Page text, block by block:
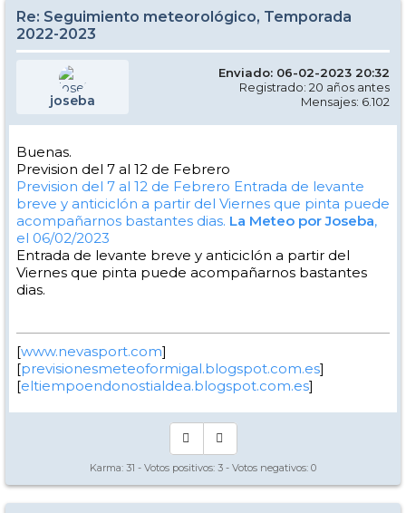
Re: Seguimiento meteorológico, Temporada
2022-2023
joseba
Enviado: 06-02-2023 20:32
Registrado: 20 años antes
Mensajes: 6.102
Buenas.
Prevision del 7 al 12 de Febrero
Prevision del 7 al 12 de Febrero Entrada de levante
breve y anticiclón a partir del Viernes que pinta puede
acompañarnos bastantes dias. La Meteo por Joseba,
el 06/02/2023
Entrada de levante breve y anticiclón a partir del
Viernes que pinta puede acompañarnos bastantes
dias.
[www.nevasport.com]
[previsionesmeteoformigal.blogspot.com.es]
[eltiempoendonostialdea.blogspot.com.es]
Karma: 31 - Votos positivos: 3 - Votos negativos: 0